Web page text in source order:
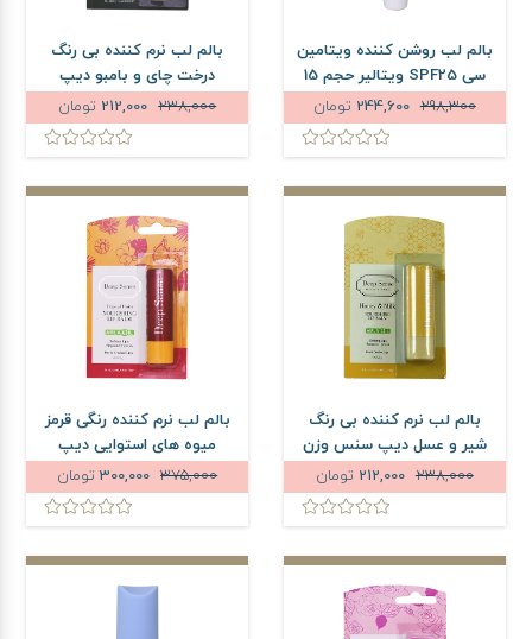
بالم لب روشن کننده ویتامین
سی SPF25 ویتالیر حجم 15
میلی لیتر298,300
244,600 تومان
بالم لب نرم کننده بی رنگ
درخت چای و بامبو دیپ
سنس وزن 3.5 گرم
238,000 تومان
بالم لب نرم کننده بی رنگ
شیر و عسل دیپ سنس وزن
3.5 گرم238,000
212,000 تومان
بالم لب نرم کننده رنگی قرمز
میوه های استوایی دیپ
سنس وزن 3.5 گرم
375,000 تومان